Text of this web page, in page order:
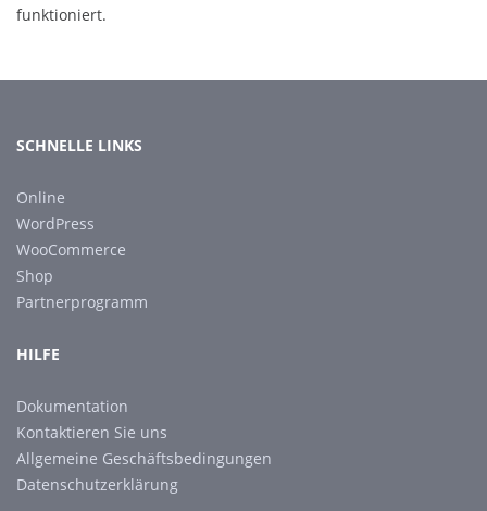
funktioniert.
SCHNELLE LINKS
Online
WordPress
WooCommerce
Shop
Partnerprogramm
HILFE
Dokumentation
Kontaktieren Sie uns
Allgemeine Geschäftsbedingungen
Datenschutzerklärung